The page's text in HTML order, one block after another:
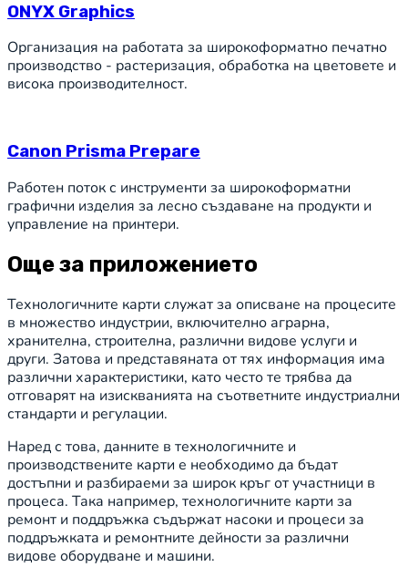
ONYX Graphics
Организация на работата за широкоформатно печатно
производство - растеризация, обработка на цветовете и
висока производителност.
Canon Prisma Prepare
Работен поток с инструменти за широкоформатни
графични изделия за лесно създаване на продукти и
управление на принтери.
Още за приложението
Технологичните карти служат за описване на процесите
в множество индустрии, включително аграрна,
хранителна, строителна, различни видове услуги и
други. Затова и представяната от тях информация има
различни характеристики, като често те трябва да
отговарят на изискванията на съответните индустриални
стандарти и регулации.
Наред с това, данните в технологичните и
производствените карти е необходимо да бъдат
достъпни и разбираеми за широк кръг от участници в
процеса. Така например, технологичните карти за
ремонт и поддръжка съдържат насоки и процеси за
поддръжката и ремонтните дейности за различни
видове оборудване и машини.